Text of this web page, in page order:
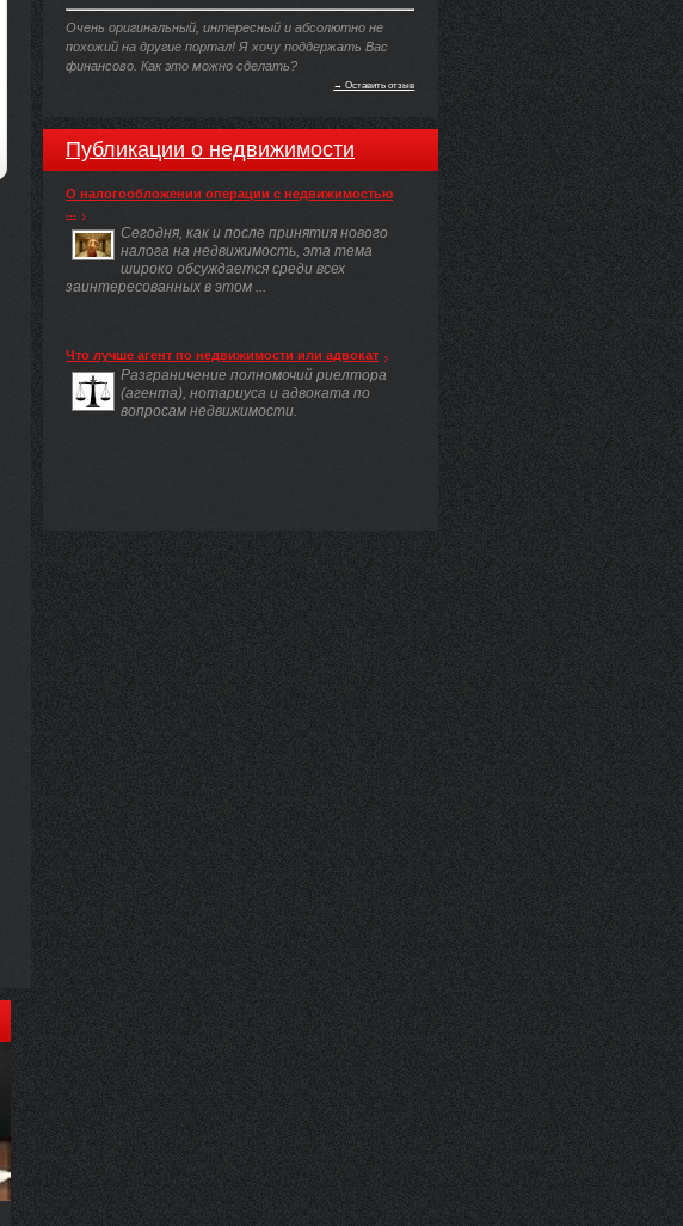
Очень оригинальный, интересный и абсолютно не
похожий на другие портал! Я хочу поддержать Вас
финансово. Как это можно сделать?
→ Оставить отзыв
Публикации о недвижимости
О налогообложении операции с недвижимостью
...
Сегодня, как и после принятия нового
налога на недвижимость, эта тема
широко обсуждается среди всех
заинтересованных в этом ...
Что лучше агент по недвижимости или адвокат
Разграничение полномочий риелтора
(агента), нотариуса и адвоката по
вопросам недвижимости.